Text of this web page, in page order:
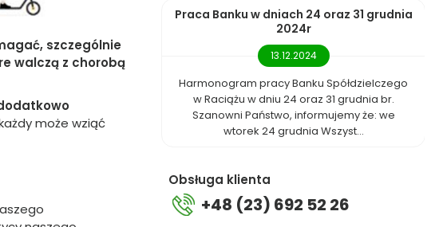
szczególnie
walczą z chorobą
może wziąć
Praca Banku w dniach 24 oraz 31 grudnia
2024r
13.12.2024
Harmonogram pracy Banku Spółdzielczego
w Raciążu w dniu 24 oraz 31 grudnia br.
Szanowni Państwo, informujemy że: we
wtorek 24 grudnia Wszyst...
Obsługa klienta
+48 (23) 692 52 26